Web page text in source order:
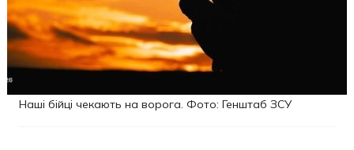
Наші бійці чекають на ворога. Фото: Генштаб ЗСУ